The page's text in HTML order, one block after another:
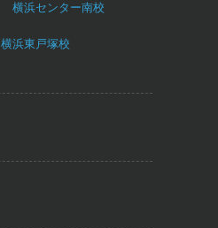
横浜センター南校
横浜東戸塚校